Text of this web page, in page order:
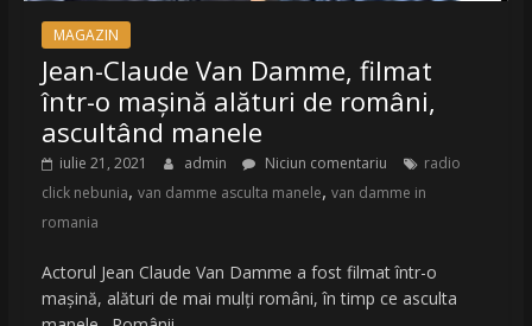
MAGAZIN
Jean-Claude Van Damme, filmat
într-o mașină alături de români,
ascultând manele
iulie 21, 2021 admin Niciun comentariu
radio
click nebunia, van damme asculta manele, van damme in
romania
Actorul Jean Claude Van Damme a fost filmat într-o
mașină, alături de mai mulți români, în timp ce asculta